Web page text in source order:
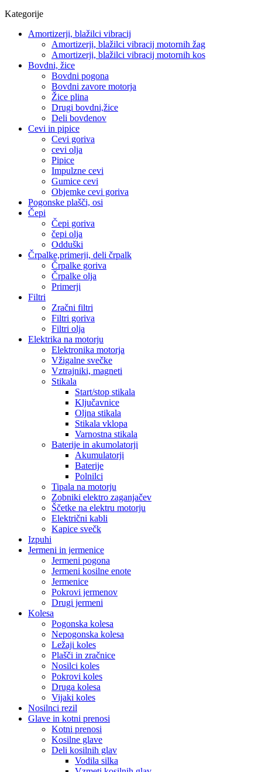
Kategorije
Amortizerji, blažilci vibracij
Amortizerji, blažilci vibracij motornih žag
Amortizerji, blažilci vibracij motornih kos
Bovdni, žice
Bovdni pogona
Bovdni zavore motorja
Žice plina
Drugi bovdni,žice
Deli bovdenov
Cevi in pipice
Cevi goriva
cevi olja
Pipice
Impulzne cevi
Gumice cevi
Objemke cevi goriva
Pogonske plašči, osi
Čepi
Čepi goriva
čepi olja
Odduški
Črpalke,primerji, deli črpalk
Črpalke goriva
Črpalke olja
Primerji
Filtri
Zračni filtri
Filtri goriva
Filtri olja
Elektrika na motorju
Elektronika motorja
Vžigalne svečke
Vztrajniki, magneti
Stikala
Start/stop stikala
Ključavnice
Oljna stikala
Stikala vklopa
Varnostna stikala
Baterije in akumolatorji
Akumulatorji
Baterije
Polnilci
Tipala na motorju
Zobniki elektro zaganjačev
Ščetke na elektru motorju
Električni kabli
Kapice svečk
Izpuhi
Jermeni in jermenice
Jermeni pogona
Jermeni kosilne enote
Jermenice
Pokrovi jermenov
Drugi jermeni
Kolesa
Pogonska kolesa
Nepogonska kolesa
Ležaji koles
Plašči in zračnice
Nosilci koles
Pokrovi koles
Druga kolesa
Vijaki koles
Nosilnci rezil
Glave in kotni prenosi
Kotni prenosi
Kosilne glave
Deli kosilnih glav
Vodila silka